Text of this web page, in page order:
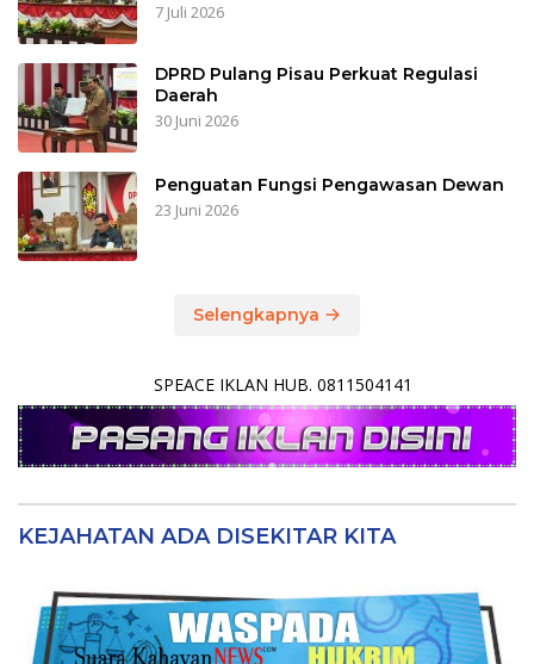
7 Juli 2026
DPRD Pulang Pisau Perkuat Regulasi
Daerah
30 Juni 2026
Penguatan Fungsi Pengawasan Dewan
23 Juni 2026
Selengkapnya
SPEACE IKLAN HUB. 0811504141
KEJAHATAN ADA DISEKITAR KITA